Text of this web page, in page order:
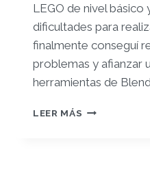
LEGO de nivel básico
dificultades para
finalmente conseguí
problemas y afianzar
herramientas de
LEER MÁS ENTREGA